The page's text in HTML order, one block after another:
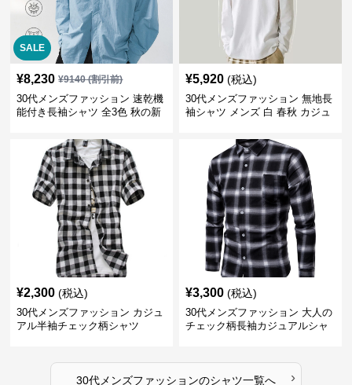
SALE
¥8,230 ¥9140(割引前)
30代メンズファッション 速乾機
能付き長袖シャツ 全3色 秋の新
¥5,920 (税込)
30代メンズファッション 無地長
袖シャツ メンズ 白 春秋 カジュ
¥2,300 (税込)
30代メンズファッション カジュ
アル半袖チェック柄シャツ
¥3,300 (税込)
30代メンズファッション 大人の
チェック柄長袖カジュアルシャ
30代メンズファッションのシャツ一覧へ ›